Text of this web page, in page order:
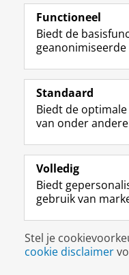
nieuwe
instructies
nieuwe
huisregels als
geen van de
omdat deze
worden
In een opstelling
bron met het nuclide
deze bron is het
uur. De
Wat is de
Functioneel
Biedt de
geanonimiseerde
Standaard
Biedt de
van onder
Volledig
Biedt
gebruik van
Stel je
cookie disclaimer